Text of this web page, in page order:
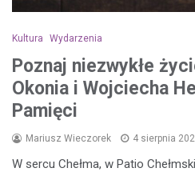
Kultura Wydarzenia
Poznaj niezwykłe
Okonia i Wojciecha
Pamięci
Mariusz Wieczorek 4 sierpnia
W sercu Chełma, w Patio